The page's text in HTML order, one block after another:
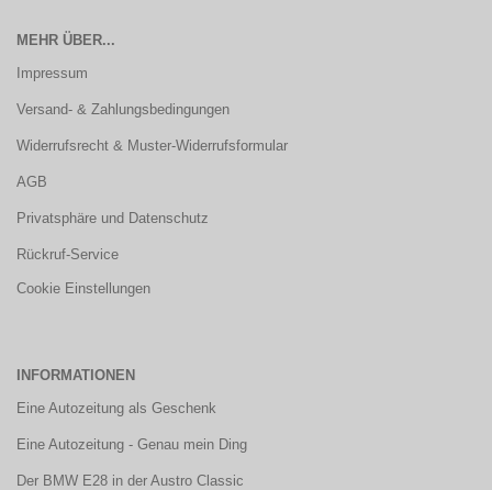
MEHR ÜBER...
Impressum
Versand- & Zahlungsbedingungen
Widerrufsrecht & Muster-Widerrufsformular
AGB
Privatsphäre und Datenschutz
Rückruf-Service
Cookie Einstellungen
INFORMATIONEN
Eine Autozeitung als Geschenk
Eine Autozeitung - Genau mein Ding
Der BMW E28 in der Austro Classic